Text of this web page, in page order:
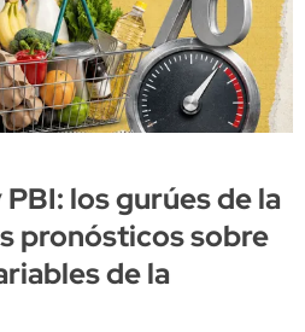
los gurúes de la
pronósticos sobre
de la